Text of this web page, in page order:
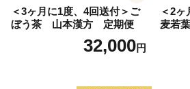
＜3ヶ月に1度、4回送付＞ご
ぼう茶 山本漢方 定期便
32,000円
＜2ヶ
麦若
+大